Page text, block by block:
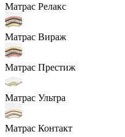
Матрас Релакс
Матрас Вираж
Матрас Престиж
Матрас Ультра
Матрас Контакт